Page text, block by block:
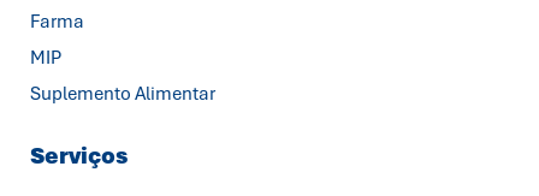
Farma
MIP
Suplemento Alimentar
Serviços